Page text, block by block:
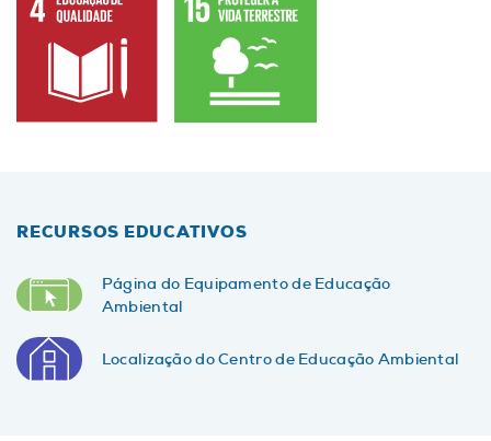
RECURSOS EDUCATIVOS
Página do Equipamento de Educação
Ambiental
Localização do Centro de Educação Ambiental